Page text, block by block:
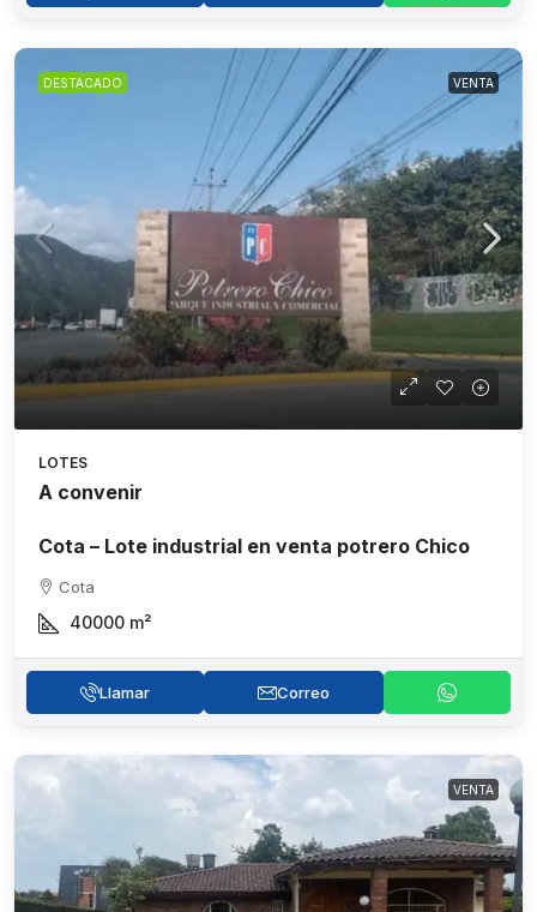
DESTACADO VENTA
LOTES
A convenir
Cota – Lote industrial en venta potrero Chico
Cota
40000 m²
Llamar Correo
VENTA